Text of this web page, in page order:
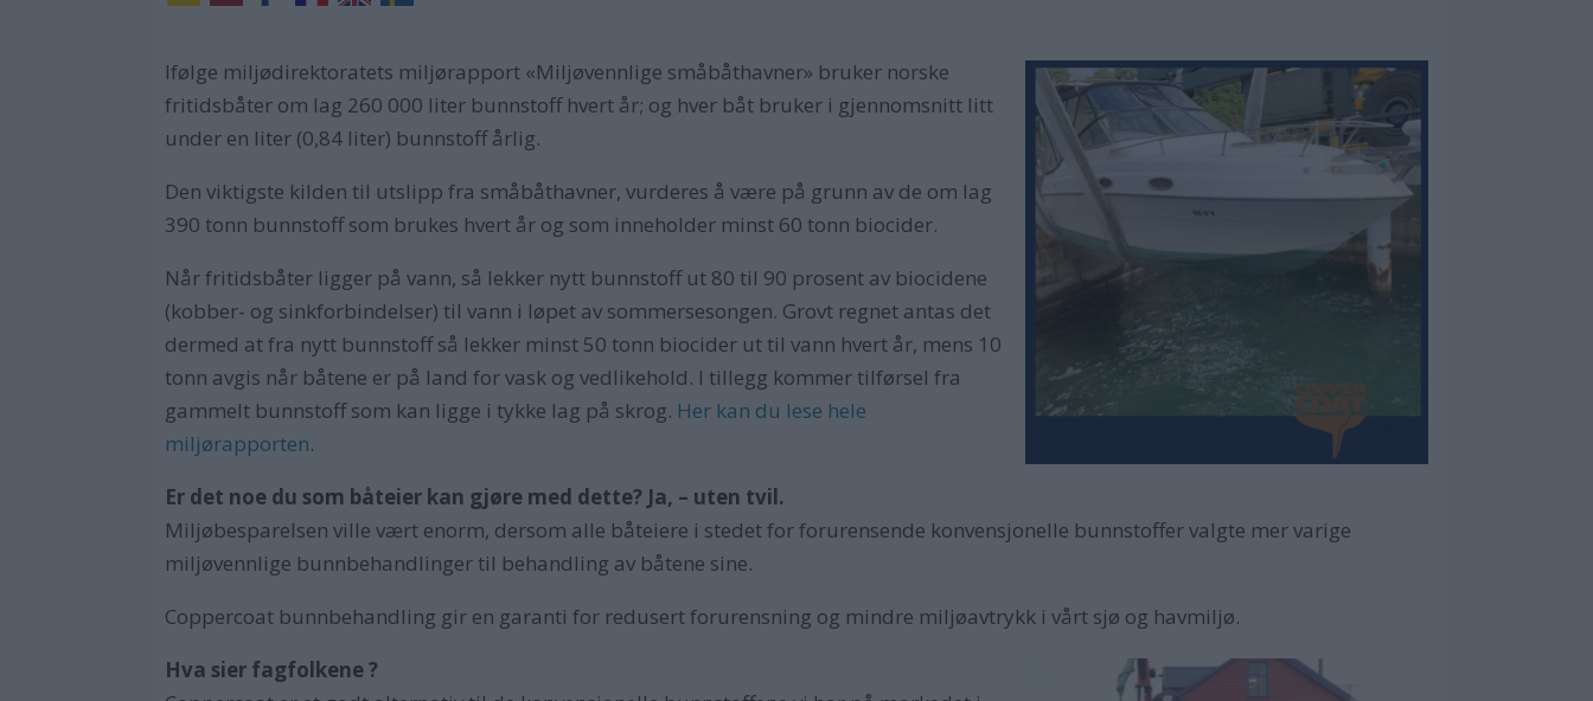
Ifølge miljødirektoratets miljørapport «Miljøvennlige småbåthavner» bruker norske
fritidsbåter om lag 260 000 liter bunnstoff hvert år; og hver båt bruker i gjennomsnitt litt
under en liter (0,84 liter) bunnstoff årlig.
Den viktigste kilden til utslipp fra småbåthavner, vurderes å være på grunn av de om lag
390 tonn bunnstoff som brukes hvert år og som inneholder minst 60 tonn biocider.
Når fritidsbåter ligger på vann, så lekker nytt bunnstoff ut 80 til 90 prosent av biocidene
(kobber- og sinkforbindelser) til vann i løpet av sommersesongen. Grovt regnet antas det
dermed at fra nytt bunnstoff så lekker minst 50 tonn biocider ut til vann hvert år, mens 10
tonn avgis når båtene er på land for vask og vedlikehold. I tillegg kommer tilførsel fra
gammelt bunnstoff som kan ligge i tykke lag på skrog. Her kan du lese hele
miljørapporten.
Er det noe du som båteier kan gjøre med dette? Ja, – uten tvil.
Miljøbesparelsen ville vært enorm, dersom alle båteiere i stedet for forurensende konvensjonelle bunnstoffervalgte mer varige
miljøvennlige bunnbehandlinger til behandling av båtene sine.
Coppercoat bunnbehandling gir en garanti for redusert forurensning og mindre miljøavtrykk i vårt sjø og havmiljø.
Hva sier fagfolkene ?